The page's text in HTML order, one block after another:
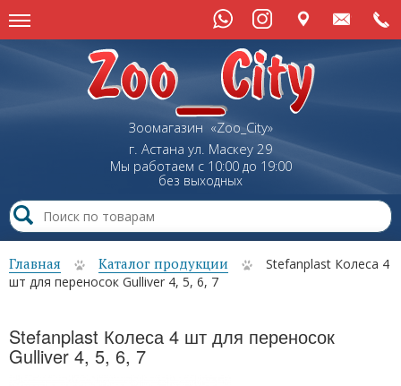
Зоомагазин «Zoo_City»
г. Астана ул. Маскеу29
Мы работаем с 10:00 до 19:00
без выходных
Главная Каталог продукции
Stefanplast Колеса 4
шт для переносок Gulliver 4, 5, 6, 7
Stefanplast Колеса 4 шт для переносок
Gulliver 4, 5, 6, 7